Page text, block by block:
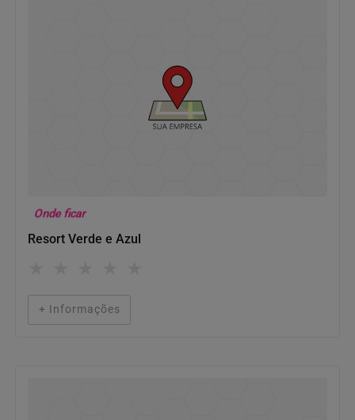
Onde ficar
Resort Verde e Azul
+ Informações